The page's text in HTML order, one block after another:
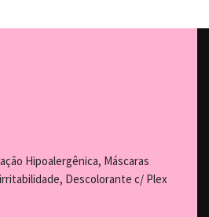
Hipoalergênica, Máscaras
Descolorante c/ Plex